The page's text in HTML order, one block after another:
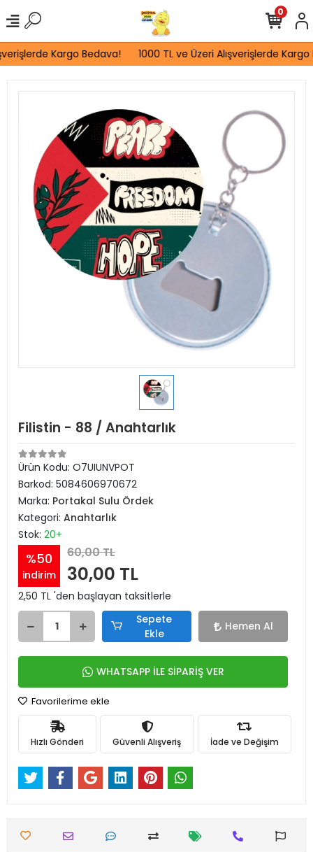
Kargo Bedava! 1000 TL ve Üzeri Alışverişlerde Kargo
0
Filistin - 88 / Anahtarlık
Ürün Kodu: O7UIUNVPOT
Barkod: 5084606970672
Marka: Portakal Sulu Ördek
Kategori: Anahtarlık
Stok: 20+
%50
indirim
60,00 TL
30,00 TL
2,50 TL 'den başlayan taksitlerle
Sepete
Ekle
Hemen Al
WHATSAPP İLE SİPARİŞ VER
Favorilerime ekle
Hızlı Gönderi Güvenli Alışveriş İade ve Değişim